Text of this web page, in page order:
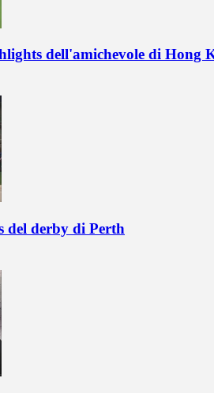
dell'amichevole di Hong
derby di Perth